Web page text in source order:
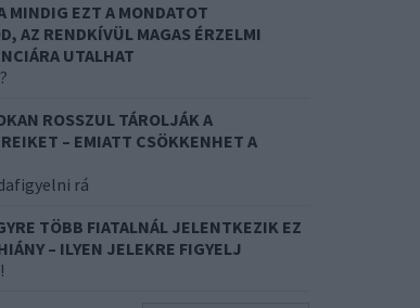
MINDIG EZT A MONDATOT
AZ RENDKÍVÜL MAGAS ÉRZELMI
UTALHAT
ROSSZUL TÁROLJÁK A
– EMIATT CSÖKKENHET A
rá
TÖBB FIATALNÁL JELENTKEZIK EZ
– ILYEN JELEKRE FIGYELJ